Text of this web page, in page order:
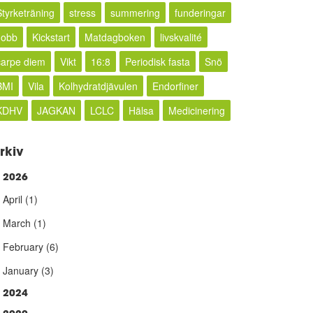
stress summering
funderingar
Kickstart Matdagboken
livskvalité
diem
Vikt 16:8 Periodisk fasta
Snö
Vila Kolhydratdjävulen
Endorfiner
JAGKAN LCLC Hälsa Medicinering
2026
April (1)
March (1)
February (6)
January (3)
2024